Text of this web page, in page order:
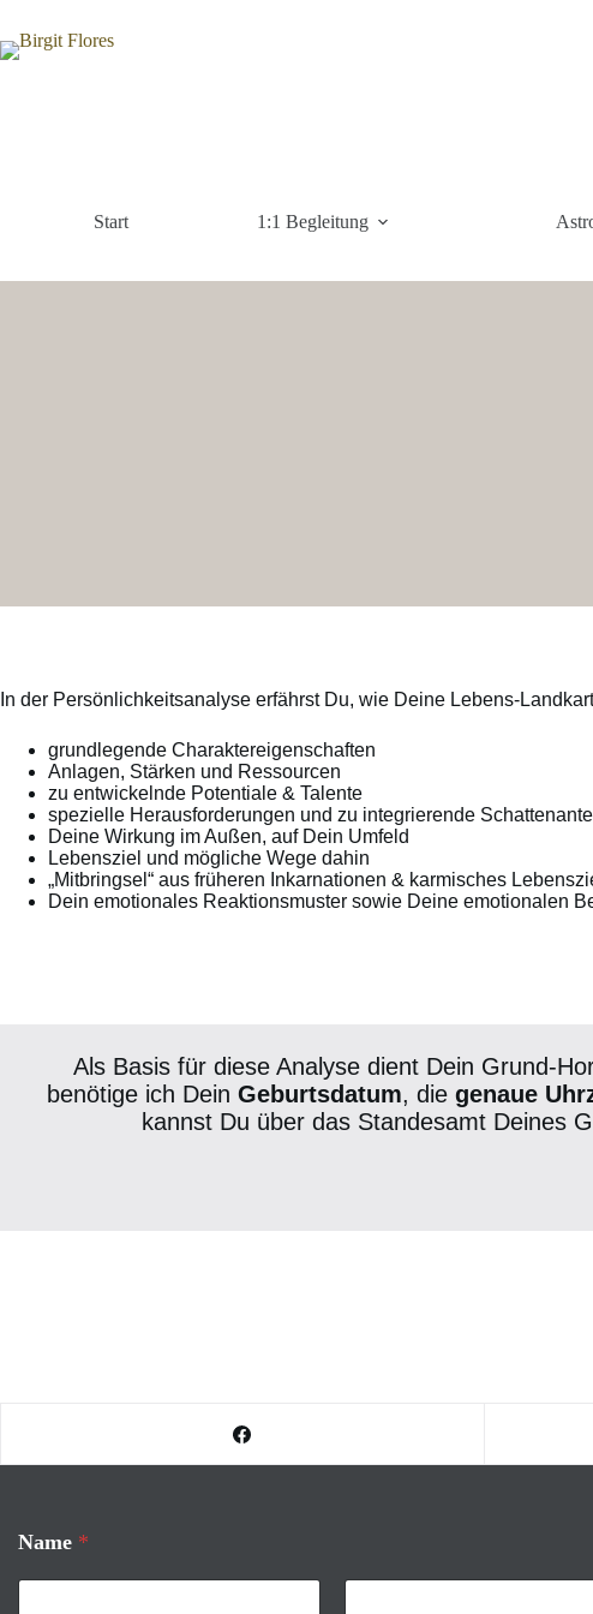
Inhalt
springen
Start 1:1 Begleitung
In der Persönlichkeitsanalyse erfährst Du, wie Deine Lebens-
grundlegende Charaktereigenschaften
Anlagen, Stärken und Ressourcen
zu entwickelnde Potentiale & Talente
spezielle Herausforderungen und zu integrierende
Deine Wirkung im Außen, auf Dein Umfeld
Lebensziel und mögliche Wege dahin
„Mitbringsel“ aus früheren Inkarnationen & karmisches
Dein emotionales Reaktionsmuster sowie Deine emotionalen
Als Basis für diese Analyse dient Dein Grund-
benötige ich Dein Geburtsdatum, die genaue
kannst Du über das Standesamt Deines
Name *